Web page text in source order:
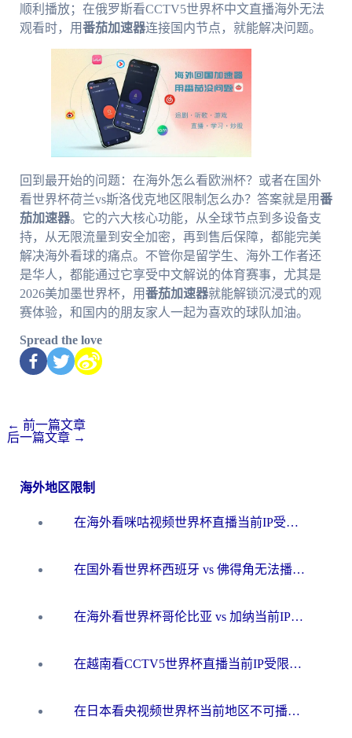
顺利播放；在俄罗斯看CCTV5世界杯中文直播海外无法
观看时，用番茄加速器连接国内节点，就能解决问题。
回到最开始的问题：在海外怎么看欧洲杯？或者在国外
看世界杯荷兰vs斯洛伐克地区限制怎么办？答案就是用番
茄加速器。它的六大核心功能，从全球节点到多设备支
持，从无限流量到安全加密，再到售后保障，都能完美
解决海外看球的痛点。不管你是留学生、海外工作者还
是华人，都能通过它享受中文解说的体育赛事，尤其是
2026美加墨世界杯，用番茄加速器就能解锁沉浸式的观
赛体验，和国内的朋友家人一起为喜欢的球队加油。
Spread the love
← 前一篇文章
后一篇文章 →
海外地区限制
在海外看咪咕视频世界杯直播当前IP受限制？这篇指南帮你搞定所有体育赛事观看难题
在国外看世界杯西班牙 vs 佛得角无法播放？这篇指南帮你解锁所有中文体育直播
在海外看世界杯哥伦比亚 vs 加纳当前IP受限制？这篇指南帮你流畅看中文解说赛事
在越南看CCTV5世界杯直播当前IP受限制？海外党体育观赛终极指南来了
在日本看央视频世界杯当前地区不可播放？海外党体育观赛终极指南